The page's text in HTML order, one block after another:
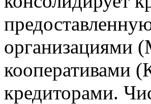
организациями
кооперативами
кредиторами.